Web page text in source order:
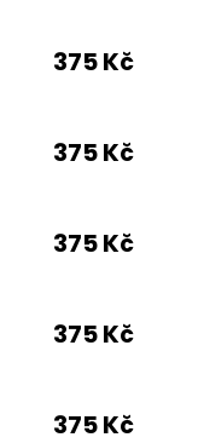
375 Kč
375 Kč
375 Kč
375 Kč
375 Kč